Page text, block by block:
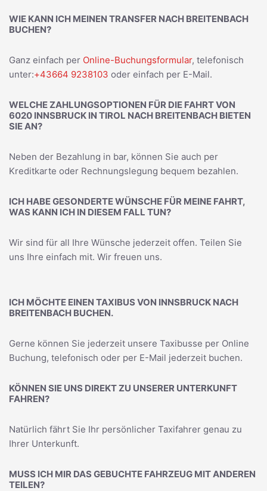
WIE KANN ICH MEINEN TRANSFER NACH BREITENBACH
BUCHEN?
Ganz einfach per Online-Buchungsformular, telefonisch
unter:+43664 9238103 oder einfach per E-Mail.
WELCHE ZAHLUNGSOPTIONEN FÜR DIE FAHRT VON
6020 INNSBRUCK IN TIROL NACH BREITENBACH BIETEN
SIE AN?
Neben der Bezahlung in bar, können Sie auch per
Kreditkarte oder Rechnungslegung bequem bezahlen.
ICH HABE GESONDERTE WÜNSCHE FÜR MEINE FAHRT,
WAS KANN ICH IN DIESEM FALL TUN?
Wir sind für all Ihre Wünsche jederzeit offen. Teilen Sie
uns Ihre einfach mit. Wir freuen uns.
ICH MÖCHTE EINEN TAXIBUS VON INNSBRUCK NACH
BREITENBACH BUCHEN.
Gerne können Sie jederzeit unsere Taxibusse per Online
Buchung, telefonisch oder per E-Mail jederzeit buchen.
KÖNNEN SIE UNS DIREKT ZU UNSERER UNTERKUNFT
FAHREN?
Natürlich fährt Sie Ihr persönlicher Taxifahrer genau zu
Ihrer Unterkunft.
MUSS ICH MIR DAS GEBUCHTE FAHRZEUG MIT ANDEREN
TEILEN?